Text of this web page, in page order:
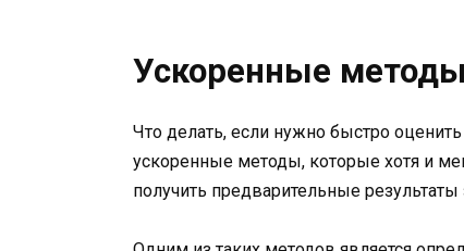
Ускоренные
Что делать, если нужно быстро
ускоренные методы, которые хотя и
получить предварительные